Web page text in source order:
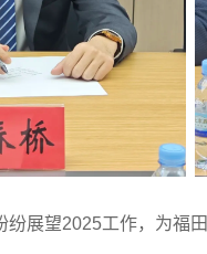
展望2025工作，为福